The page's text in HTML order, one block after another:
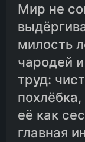
Мир не
милость
чародей
труд:
похлёбка,
её как
главная